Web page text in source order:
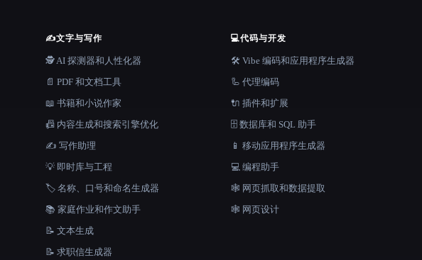
✍️文字与写作
🕵️ AI 探测器和人性化器
📄 PDF 和文档工具
📖 书籍和小说作家
📠 内容生成和搜索引擎优化
✍️ 写作助理
💡 即时库与工程
🏷️ 名称、口号和命名生成器
📚 家庭作业和作文助手
📝 文本生成
📝 求职信生成器
💻代码与开发
🛠️ Vibe 编码和应用程序生成器
🦾 代理编码
🔌 插件和扩展
🗄️ 数据库和 SQL 助手
📱 移动应用程序生成器
💻 编程助手
🕸️ 网页抓取和数据提取
🕸 网页设计